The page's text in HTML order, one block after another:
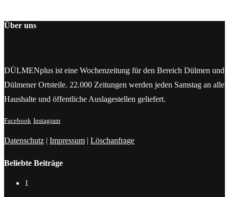
Über uns
DÜLMENplus ist eine Wochenzeitung für den Bereich Dülmen und
Dülmener Ortsteile. 22.000 Zeitungen werden jeden Samstag an alle
Haushalte und öffentliche Auslagestellen geliefert.
Facebook Instagram
Datenschutz | Impressum | Löschanfrage
Beliebte Beiträge
1